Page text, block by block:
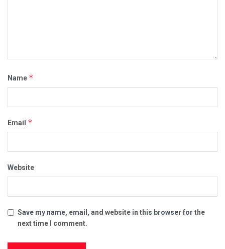
Name *
Email *
Website
Save my name, email, and website in this browser for the
next time I comment.